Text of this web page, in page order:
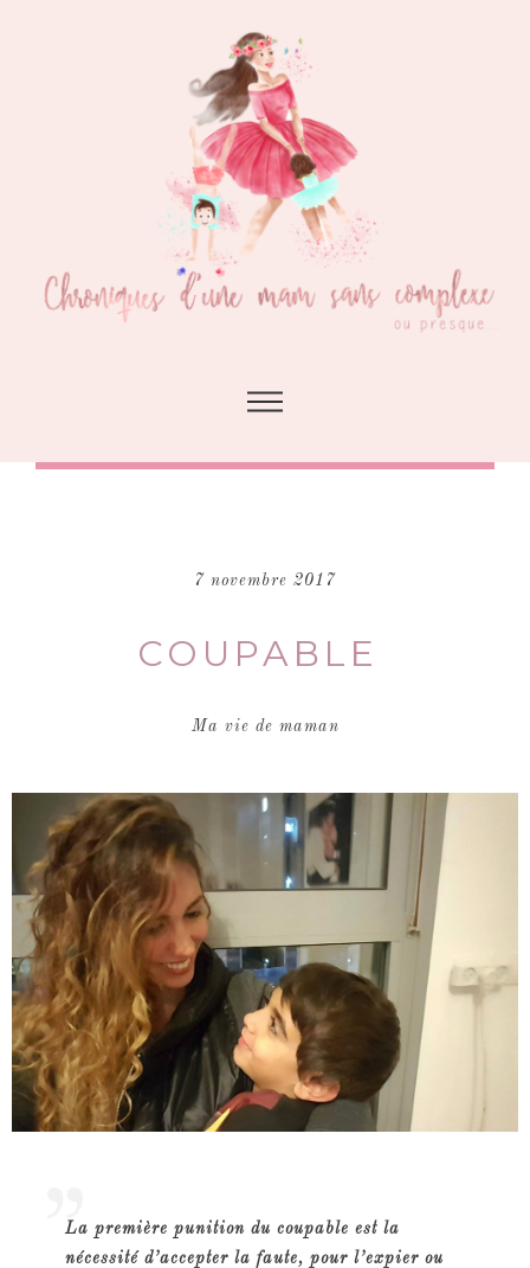
7 novembre 2017
COUPABLE
Ma vie de maman
La première punition du coupable est la
nécessité d’accepter la faute, pour l’expier ou